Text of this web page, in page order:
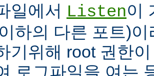
일에서 Listen이
하의 다른 포트)
기위해 root 권한
로그파일을 여는